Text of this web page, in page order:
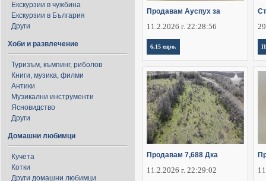
Екскурзии в чужбина
Екскурзии в България
Други
Хоби и развлечение
Туризъм, къмпинг, риболов
Книги, музика, филми
Антики
Музикални инструменти
Ясновидство
Други
Домашни любимци
Кучета
Котки
Други домашни любимци
Продавам Ауспух за
11.2.2026 г. 22:28:56
6,15 евро.
Продавам 7,688 Дка
11.2.2026 г. 22:29:02